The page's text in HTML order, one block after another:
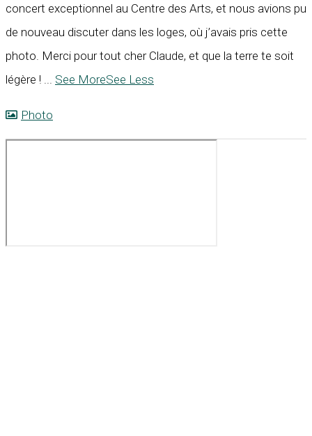
concert exceptionnel au Centre des Arts, et nous avions pu
de nouveau discuter dans les loges, où j’avais pris cette
photo. Merci pour tout cher Claude, et que la terre te soit
légère !
See MoreSee Less
Photo